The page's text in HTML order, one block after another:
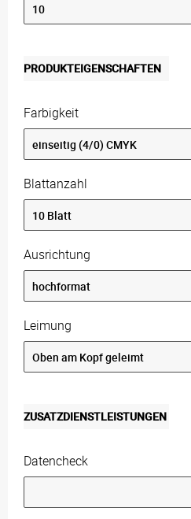
PRODUKTEIGENSCHAFTEN
Farbigkeit
Blattanzahl
Ausrichtung
Leimung
ZUSATZDIENSTLEISTUNGEN
Datencheck